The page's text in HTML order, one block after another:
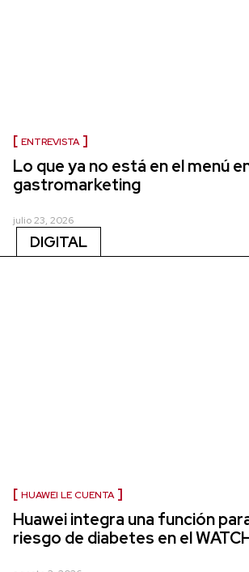
ENTREVISTA
Lo que ya no está en el menú
gastromarketing
julio 23, 2026
DIGITAL
HUAWEI LE CUENTA
Huawei integra una función
riesgo de diabetes en el